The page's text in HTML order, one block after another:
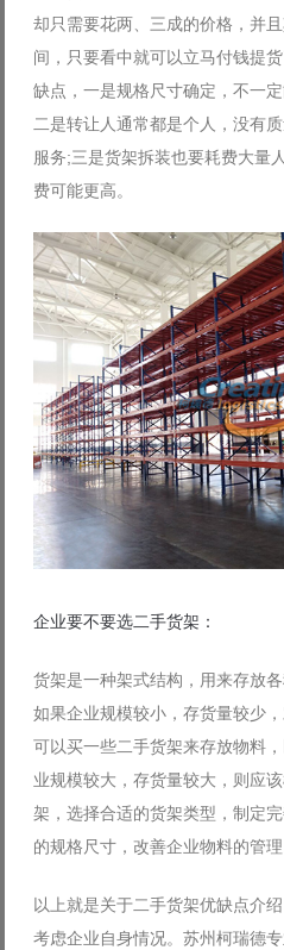
却只需要花两、三成的价格，并
间，只要看中就可以立马付钱提
缺点，一是规格尺寸确定，不一
二是转让人通常都是个人，没有
服务;三是货架拆装也要耗费大量
费可能更高。
企业要不要选二手货架：
货架是一种架式结构，用来存放
如果企业规模较小，存货量较少
可以买一些二手货架来存放物料
业规模较大，存货量较大，则应
架，选择合适的货架类型，制定
的规格尺寸，改善企业物料的管理
以上就是关于二手货架优缺点介
考虑企业自身情况。苏州柯瑞德